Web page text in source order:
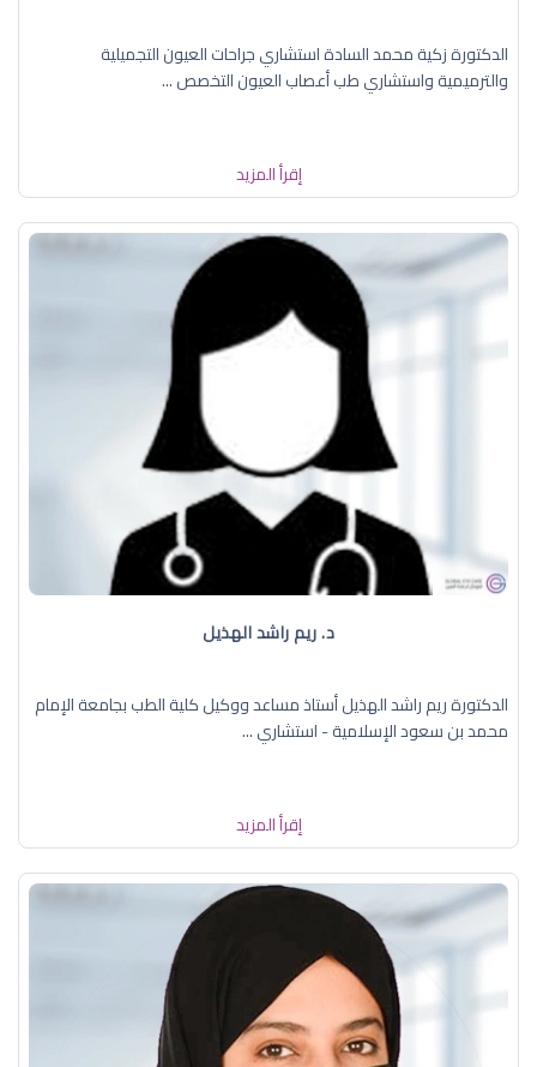
الدكتورة زكية محمد السادة استشاري جراحات العيون التجميلية
والترميمية واستشاري طب أعصاب العيون التخصص ...
إقرأ المزيد
د. ريم راشد الهذيل
الدكتورة ريم راشد الهذيل أستاذ مساعد ووكيل كلية الطب بجامعة الإمام
محمد بن سعود الإسلامية - استشاري ...
إقرأ المزيد